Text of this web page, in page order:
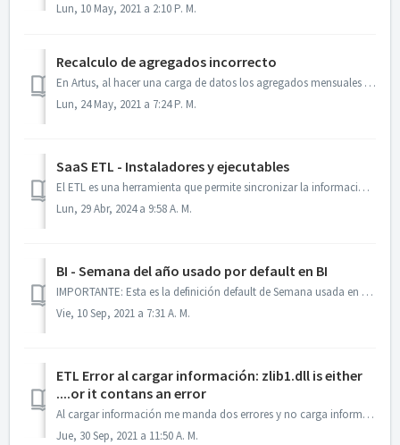
Lun, 10 May, 2021 a 2:10 P. M.
Recalculo de agregados incorrecto
En Artus, al hacer una carga de datos los agregados mensuales o de otros periodos quedan con los totales incorrectos ya que se calculan con un rengo de fech...
Lun, 24 May, 2021 a 7:24 P. M.
SaaS ETL - Instaladores y ejecutables
El ETL es una herramienta que permite sincronizar la información de su ERP y BITAM Cloud. Versión 2.5.0.30 Características de la versión. Tiene la op...
Lun, 29 Abr, 2024 a 9:58 A. M.
BI - Semana del año usado por default en BI
IMPORTANTE: Esta es la definición default de Semana usada en el BI. Si usted requiere una semana diferente esto es perfectamente posible y muy sencillo: pue...
Vie, 10 Sep, 2021 a 7:31 A. M.
ETL Error al cargar información: zlib1.dll is either
....or it contans an error
Al cargar información me manda dos errores y no carga información SOLUCIÓN: Nota: Para aplicar esta solución Necesita tener instalado la util...
Jue, 30 Sep, 2021 a 11:50 A. M.